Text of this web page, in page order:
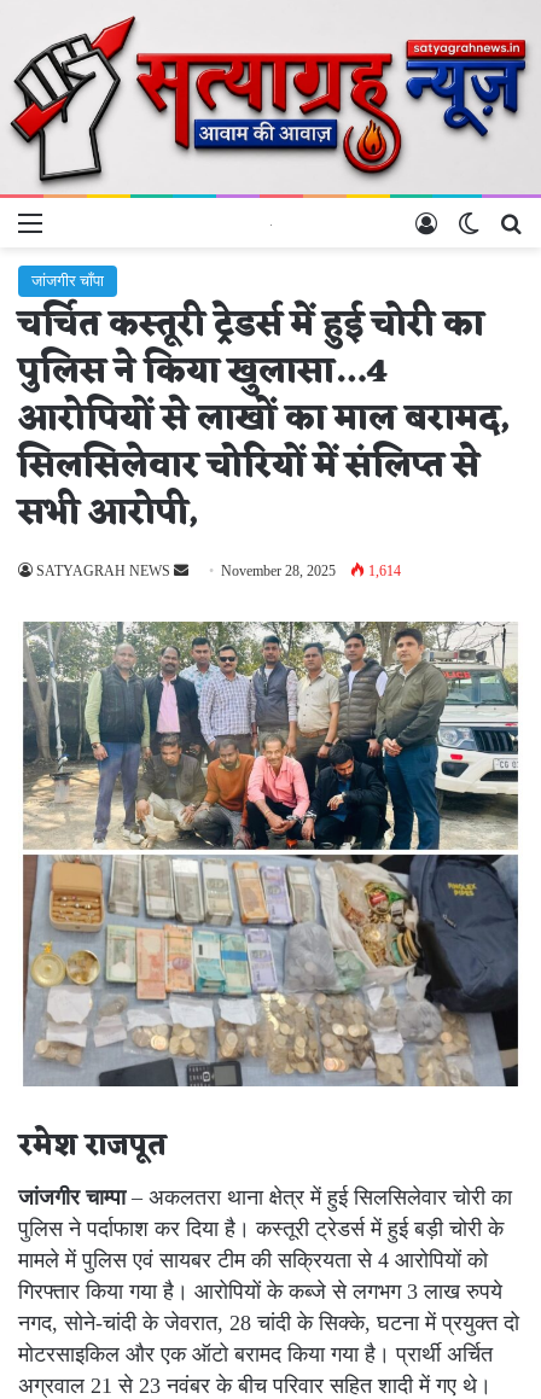
Menu Switch
Log In
जांजगीर चाँपा
चर्चित कस्तूरी ट्रेडर्स में हुई चोरी का
पुलिस ने किया खुलासा…4
आरोपियों से लाखों का माल बरामद,
सिलसिलेवार चोरियों में संलिप्त से
सभी आरोपी,
SATYAGRAH NEWS
Send
email
November 28, 2025 1,614
रमेश राजपूत
जांजगीर चाम्पा– अकलतरा थाना क्षेत्र में हुई सिलसिलेवार चोरी का
पुलिस ने पर्दाफाश कर दिया है। कस्तूरी ट्रेडर्स में हुई बड़ी चोरी के
मामले में पुलिस एवं सायबर टीम की सक्रियता से 4 आरोपियों को
गिरफ्तार किया गया है। आरोपियों के कब्जे से लगभग 3 लाख रुपये
नगद, सोने-चांदी के जेवरात, 28 चांदी के सिक्के, घटना में प्रयुक्त दो
मोटरसाइकिल और एक ऑटो बरामद किया गया है। प्रार्थी अर्चित
अग्रवाल 21 से 23 नवंबर के बीच परिवार सहित शादी में गए थे।